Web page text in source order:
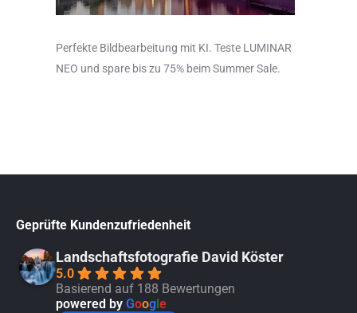
Perfekte Bildbearbeitung mit KI. Teste LUMINAR
NEO und spare bis zu 75% beim Summer Sale.
Geprüfte Kundenzufriedenheit
Landschaftsfotografie David Köster
5.0
Basierend auf 188 Bewertungen
powered by Goog e